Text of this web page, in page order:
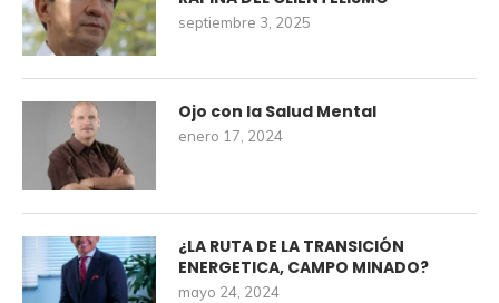
septiembre 3, 2025
Ojo con la Salud Mental
enero 17, 2024
¿LA RUTA DE LA TRANSICIÓN
ENERGETICA, CAMPO MINADO?
mayo 24, 2024